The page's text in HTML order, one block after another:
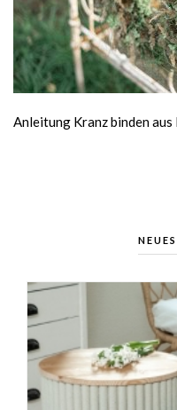
Anleitung Kranz binden